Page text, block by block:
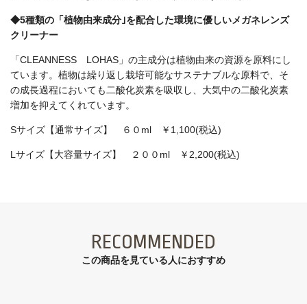
◆5種類の「植物由来成分｣を配合した環境に優しいメガネレンズ
クリーナー
「CLEANNESS LOHAS」 の主成分は植物由来の資源を原料にし
ています。植物は繰り返し栽培可能なサステナブルな原料で、そ
の成長過程においても二酸化炭素を吸収し、大気中の二酸化炭素
増加を抑えてくれています。
Sサイズ【通常サイズ】 ６０ml ￥1,100(税込)
Lサイズ【大容量サイズ】 ２００ml ￥2,200(税込)
RECOMMENDED
この商品を見ている⼈におすすめ